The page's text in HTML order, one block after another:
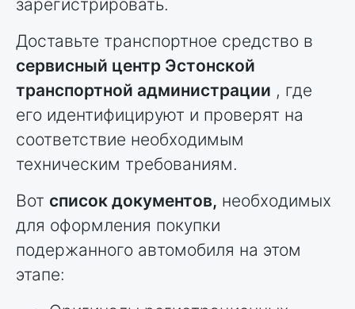
зарегистрировать.
Доставьте транспортное средство в
сервисный центр Эстонской
транспортной администрации , где
его идентифицируют и проверят на
соответствие необходимым
техническим требованиям.
Вот список документов, необходимых
для оформления покупки
подержанного автомобиля на этом
этапе: